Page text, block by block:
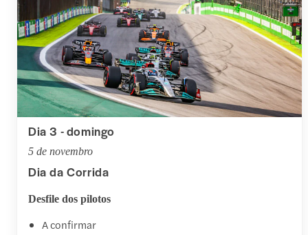
Dia 3 - domingo
5 de novembro
Dia da Corrida
Desfile dos pilotos
A confirmar